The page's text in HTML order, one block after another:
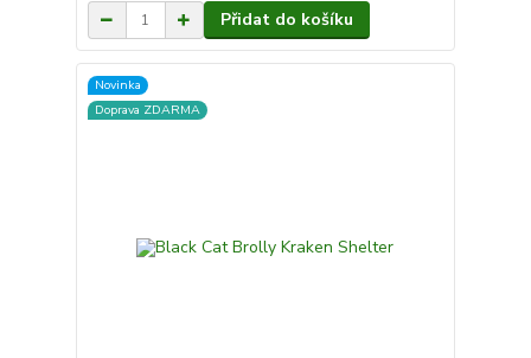
Přidat do košíku
Novinka
Doprava ZDARMA